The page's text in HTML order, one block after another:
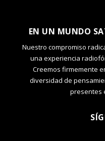
EN UN MUNDO
Nuestro compromiso
una experiencia
Creemos firmemente
diversidad de
presentes